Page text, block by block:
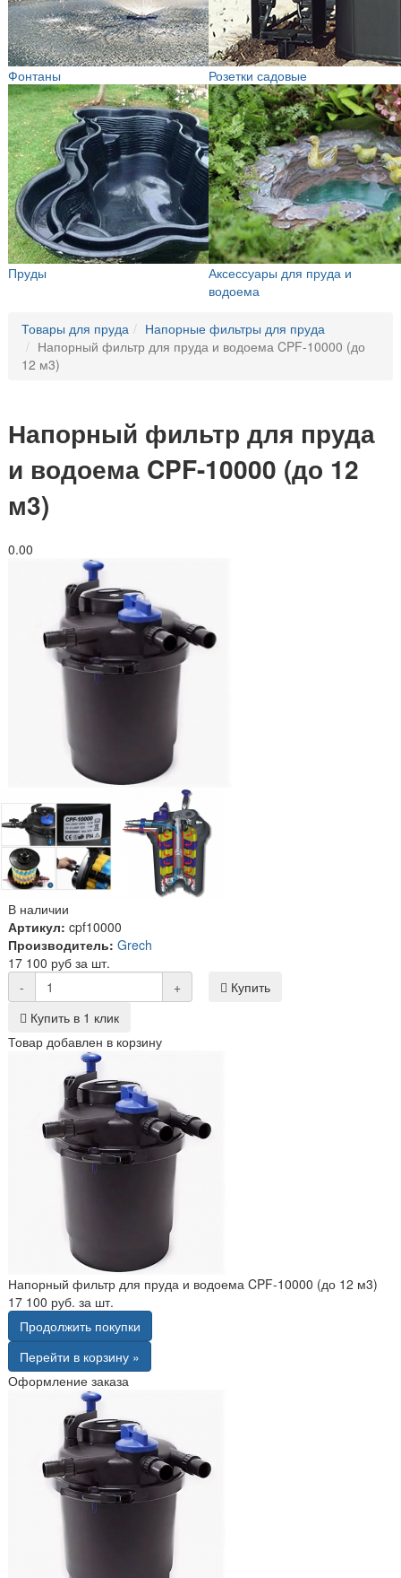
Фонтаны Розетки садовые
Пруды
Аксессуары для пруда и
водоема
Товары для пруда
Напорные фильтры для пруда
Напорный фильтр для пруда и водоема CPF-10000 (до
12 м3)
Напорный фильтр для пруда
и водоема CPF-10000 (до 12
м3)
0.00
В наличии
Артикул: cpf10000
Производитель: Grech
17 100 руб за шт.
-
+
Купить
Купить в 1 клик
Товар добавлен в корзину
Напорный фильтр для пруда и водоема CPF-10000 (до 12 м3)
17 100 руб. за шт.
Продолжить покупки
Перейти в корзину »
Оформление заказа